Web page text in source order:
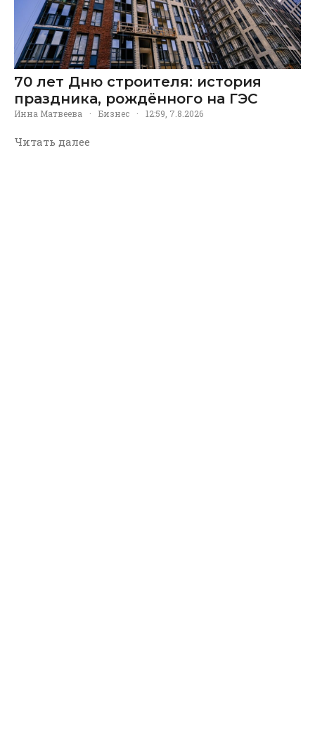
70 лет Дню строителя: история
праздника, рождённого на ГЭС
Инна Матвеева · Бизнес · 12:59, 7.8.2026
Читать далее